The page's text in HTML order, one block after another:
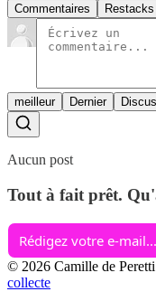
Commentaires Restacks
meilleur Dernier
Aucun post
Tout à fait prêt.
© 2026 Camille de Peretti
collecte